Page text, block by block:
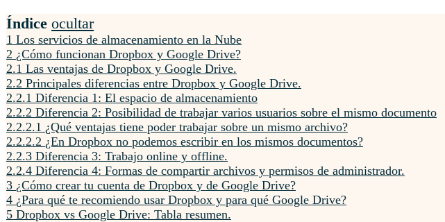
Índice ocultar
1 Los servicios de almacenamiento en la Nube
2 ¿Cómo funcionan Dropbox y Google Drive?
2.1 Las ventajas de Dropbox y Google Drive.
2.2 Principales diferencias entre Dropbox y Google Drive.
2.2.1 Diferencia 1: El espacio de almacenamiento
2.2.2 Diferencia 2: Posibilidad de trabajar varios usuarios sobre el mismo documento
2.2.2.1 ¿Qué ventajas tiene poder trabajar sobre un mismo archivo?
2.2.2.2 ¿En Dropbox no podemos escribir en los mismos documentos?
2.2.3 Diferencia 3: Trabajo online y offline.
2.2.4 Diferencia 4: Formas de compartir archivos y permisos de administrador.
3 ¿Cómo crear tu cuenta de Dropbox y de Google Drive?
4 ¿Para qué te recomiendo usar Dropbox y para qué Google Drive?
5 Dropbox vs Google Drive: Tabla resumen.